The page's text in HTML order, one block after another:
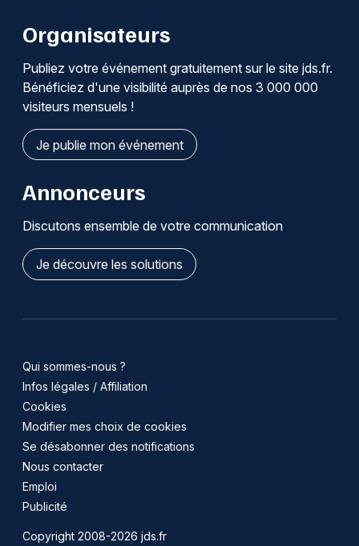
Organisateurs
Publiez votre événement gratuitement sur le site jds.fr.
Bénéficiez d'une visibilité auprès de nos 3 000 000
visiteurs mensuels !
Je publie mon événement
Annonceurs
Discutons ensemble de votre communication
Je découvre les solutions
Qui sommes-nous ?
Infos légales / Affiliation
Cookies
Modifier mes choix de cookies
Se désabonner des notifications
Nous contacter
Emploi
Publicité
Copyright 2008-2026 jds.fr